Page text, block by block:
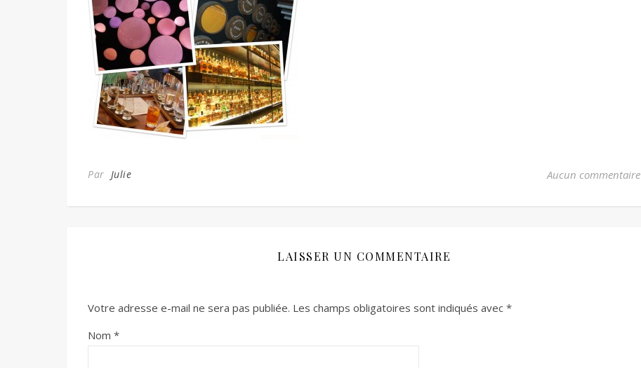
Par Julie Aucun commentaire
LAISSER UN COMMENTAIRE
Votre adresse e-mail ne sera pas publiée. Les champs obligatoires sont indiqués avec *
Nom *